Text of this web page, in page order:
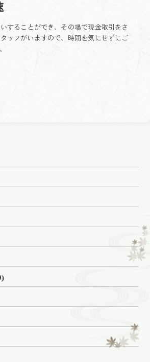
することができ、その場で現金取引をさ
ッフがいますので、時間を気にせずにご